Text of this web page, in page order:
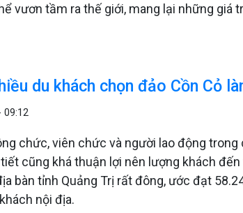
vươn tầm ra thế giới, mang lại những giá
du khách chọn đảo Cồn Cỏ
09:12
chức, viên chức và người lao động
cũng khá thuận lợi nên lượng khách
bàn tỉnh Quảng Trị rất đông, ước đạt
nội địa.